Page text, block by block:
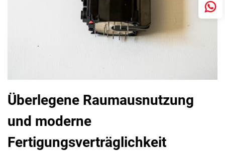
Überlegene Raumausnutzung
und moderne
Fertigungsverträglichkeit